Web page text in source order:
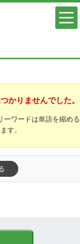
かりませんでした。
ーワードは単語を縮める
す。